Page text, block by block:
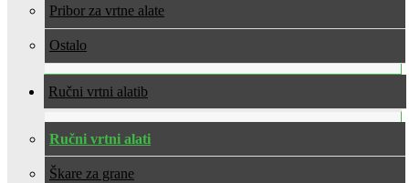
Pribor za vrtne alate
Ostalo
Ručni vrtni alati
Ručni vrtni alati
Škare za grane